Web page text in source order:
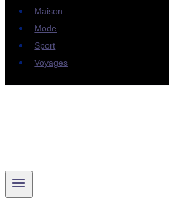
Maison
Mode
Sport
Voyages